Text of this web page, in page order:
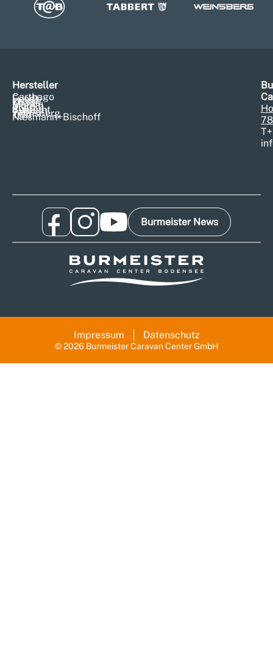
Hersteller
Carthago
Fendt
Hymer
Knaus
Malibu
Morelo
Pössl
Sunlight
Tabbert
Weinsberg
T@b
Niesmann+Bischoff
T
Burmeister News
© 2026 Burmeister Caravan Center GmbH
Impressum Datenschutz